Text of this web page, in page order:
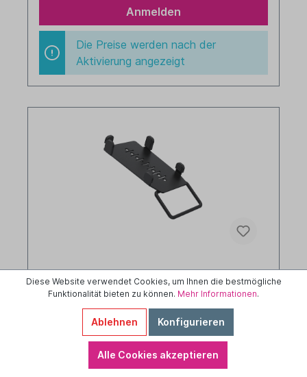
Anmelden
Die Preise werden nach der
Aktivierung angezeigt
SpacePole - EC-Halterung - Ingenico iPP
320/350 - schwarz
ING3501-MH-02
Ergonomic Solutions / SpacePole EC-Terminal
Halterung für Ingenico iPP 320 + 350 ++ mit
Diese Website verwendet Cookies, um Ihnen die bestmögliche
Funktionalität bieten zu können. Mehr Informationen.
Ablehnen Konfigurieren
Alle Cookies akzeptieren